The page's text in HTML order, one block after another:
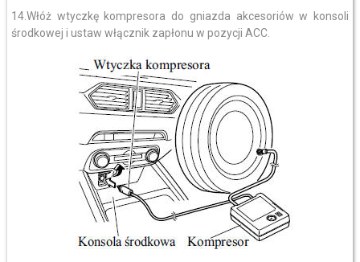
14.Włóż wtyczkę kompresora do gniazda akcesoriów w konsoli
środkowej i ustaw włącznik zapłonu w pozycji ACC.